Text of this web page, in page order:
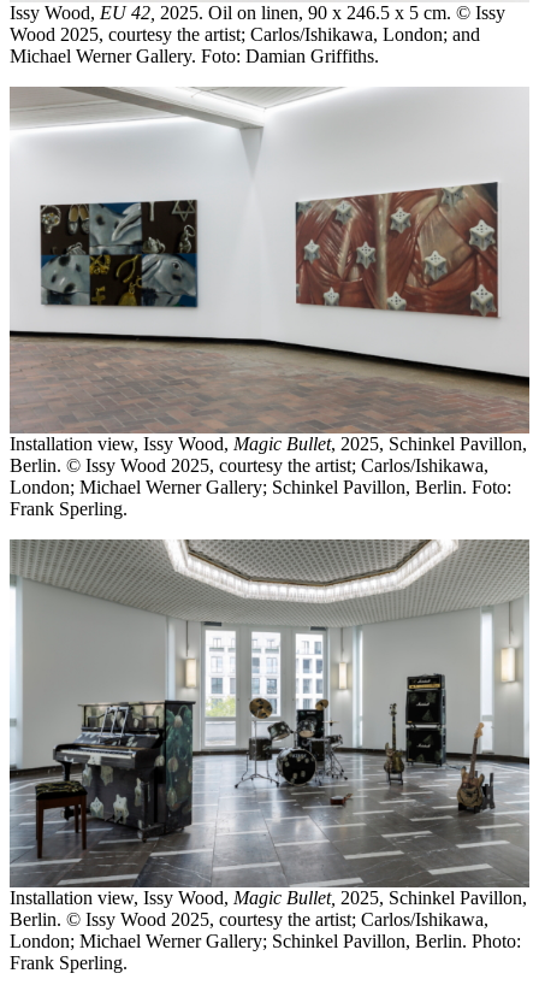
Issy Wood, EU 42, 2025. Oil on linen, 90 x 246.5 x 5 cm. © Issy
Wood 2025, courtesy the artist; Carlos/Ishikawa, London; and
Michael Werner Gallery. Foto: Damian Griffiths.
Installation view, Issy Wood, Magic Bullet, 2025, Schinkel Pavillon,
Berlin. © Issy Wood 2025, courtesy the artist; Carlos/Ishikawa,
London; Michael Werner Gallery; Schinkel Pavillon, Berlin. Foto:
Frank Sperling.
Installation view, Issy Wood, Magic Bullet, 2025, Schinkel Pavillon,
Berlin. © Issy Wood 2025, courtesy the artist; Carlos/Ishikawa,
London; Michael Werner Gallery; Schinkel Pavillon, Berlin. Photo:
Frank Sperling.